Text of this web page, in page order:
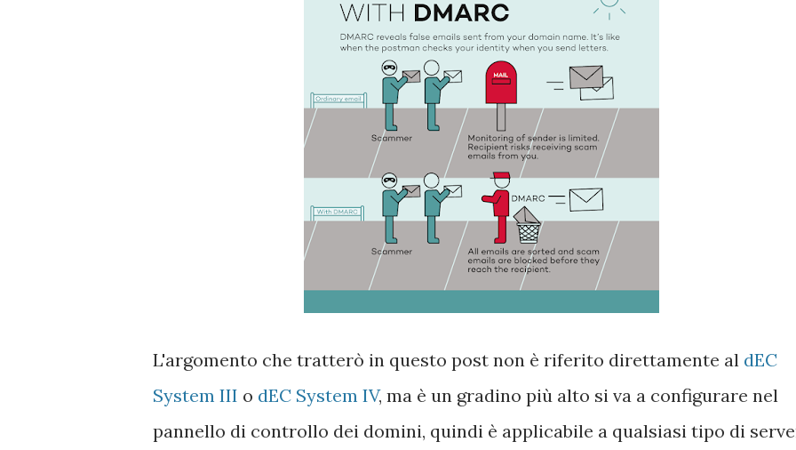
L'argomento che tratterò in questo post non è riferito direttamente al dEC
System III o dEC System IV, ma è un gradino più alto si va a configurare nel
pannello di controllo dei domini, quindi è applicabile a qualsiasi tipo di